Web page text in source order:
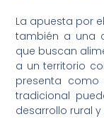
La apuesta por
también a una
que buscan
a un territorio
presenta
tradicional
desarrollo rural